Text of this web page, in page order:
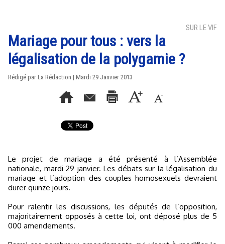
SUR LE VIF
Mariage pour tous : vers la
légalisation de la polygamie ?
Rédigé par La Rédaction | Mardi 29 Janvier 2013
Le projet de mariage a été présenté à l’Assemblée
nationale, mardi 29 janvier. Les débats sur la légalisation du
mariage et l’adoption des couples homosexuels devraient
durer quinze jours.
Pour ralentir les discussions, les députés de l’opposition,
majoritairement opposés à cette loi, ont déposé plus de 5
000 amendements.